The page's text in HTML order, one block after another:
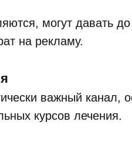
могут давать
на рекламу.
важный канал,
курсов лечения.